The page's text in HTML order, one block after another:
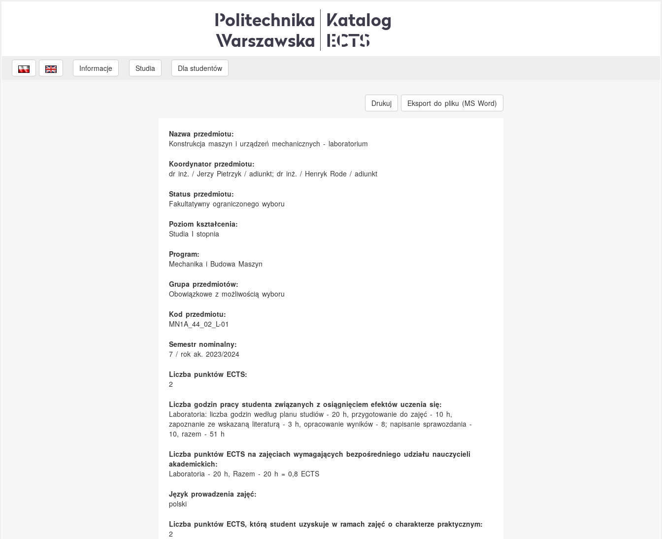
Politechnika
Warszawska
Katalog
ECTS
Informacje Studia Dla studentów
Drukuj Eksport do pliku (MS Word)
Nazwa przedmiotu:
Konstrukcja maszyn i urządzeń mechanicznych - laboratorium
Koordynator przedmiotu:
dr inż. / Jerzy Pietrzyk / adiunkt; dr inż. / Henryk Rode / adiunkt
Status przedmiotu:
Fakultatywny ograniczonego wyboru
Poziom kształcenia:
Studia I stopnia
Program:
Mechanika i Budowa Maszyn
Grupa przedmiotów:
Obowiązkowe z możliwością wyboru
Kod przedmiotu:
MN1A_44_02_L-01
Semestr nominalny:
7 / rok ak. 2023/2024
Liczba punktów ECTS:
2
Liczba godzin pracy studenta związanych z osiągnięciem efektów uczenia się:
Laboratoria: liczba godzin według planu studiów - 20 h, przygotowanie do zajęć - 10 h,
zapoznanie ze wskazaną literaturą - 3 h, opracowanie wyników - 8; napisanie sprawozdania -
10, razem - 51 h
Liczba punktów ECTS na zajęciach wymagających bezpośredniego udziału nauczycieli
akademickich:
Laboratoria - 20 h, Razem - 20 h = 0,8 ECTS
Język prowadzenia zajęć:
polski
Liczba punktów ECTS, którą student uzyskuje w ramach zajęć o charakterze praktycznym:
2